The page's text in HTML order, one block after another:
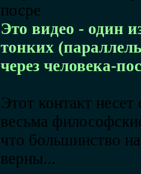
посре
Это видео - один
тонких
через человека-
Этот контакт
весьма
что большинство
верны...